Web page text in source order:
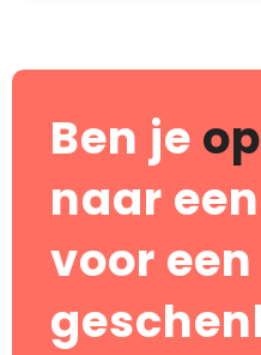
Ben je
naar
voor een